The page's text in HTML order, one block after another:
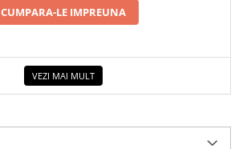
CUMPARA-LE IMPREUNA
VEZI MAI MULT